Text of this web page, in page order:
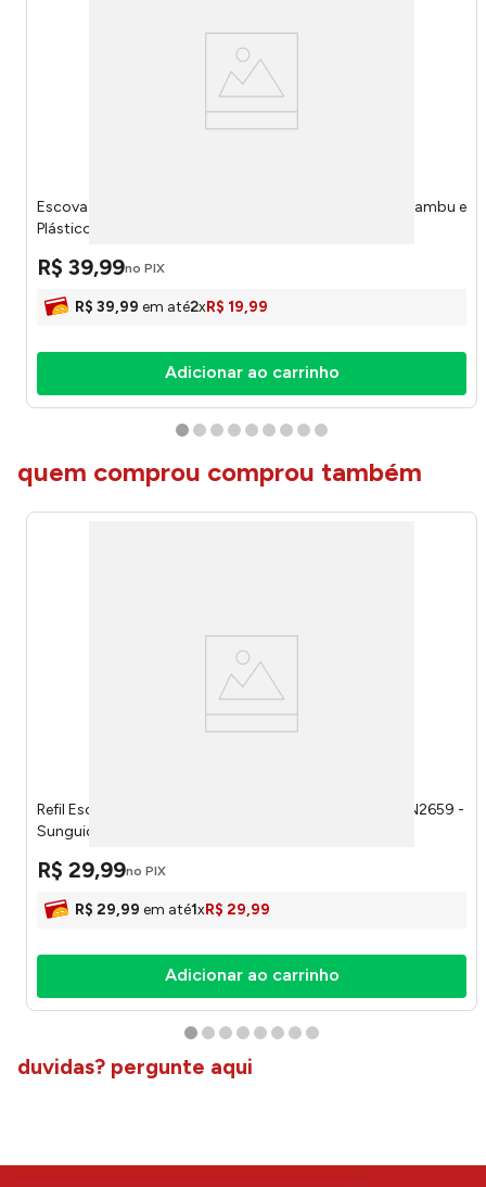
Escova Sanitária com Suporte Bela Casa Preta Ferro, Bambu e
Plástico PP 9,5x9,5x40,5cm LM4064BEL - honeyhome
R$ 39,99no PIX
R$ 39,99 em até2xR$ 19,99
Adicionar ao carrinho
quem comprou comprou também
Refil Escova Sanitária Saniclick Com 10 Unidades RBAN2659 -
Sunguider
R$ 29,99no PIX
R$ 29,99 em até1xR$ 29,99
Adicionar ao carrinho
duvidas? pergunte aqui